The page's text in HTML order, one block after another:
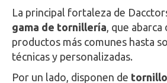
La principal fortaleza de
gama de tornillería, que abarca
productos más comunes hasta
técnicas y personalizadas.
Por un lado, disponen de